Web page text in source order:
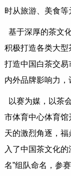
时从旅游、美食等
基于深厚的茶文
积极打造各类大
打造中国白茶交易
内外品牌影响力，
以赛为媒，以茶
市体育中心体育
天的激烈角逐，
入了中国茶文化
名”组队命名，参